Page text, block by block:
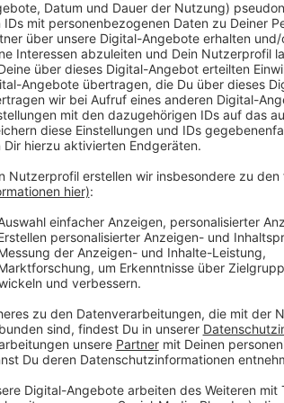
Unter dem Motto
Tore zu schießen und an
Musik und Talkrunden mit
Mal 2 Tickets für ein
Anzeige
Anzeige
Fußball-EM 2024 in
Kanzler Scholz: Heim-EM